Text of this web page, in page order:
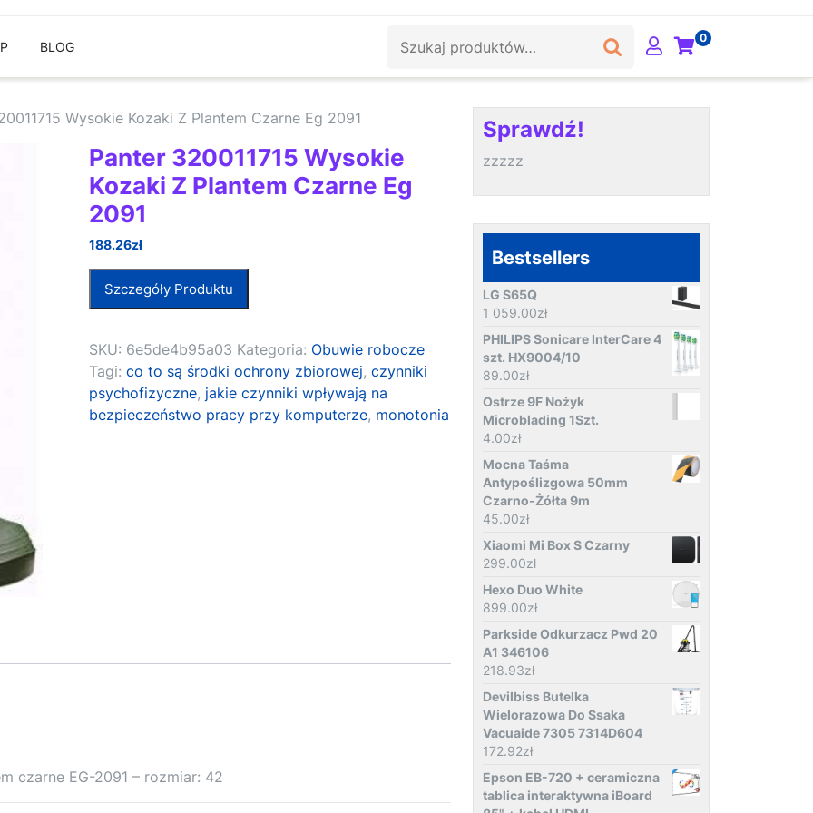
BLOG
0
Wysokie Kozaki Z Plantem Czarne Eg 2091
Panter 320011715 Wysokie
Kozaki Z Plantem Czarne Eg
2091
188.26zł
Szczegóły Produktu
SKU: 6e5de4b95a03 Kategoria: Obuwie robocze
Tagi:co to są środki ochrony zbiorowej,czynniki
psychofizyczne, jakie czynniki wpływają na
bezpieczeństwo pracy przy komputerze, monotonia
czarne EG-2091 – rozmiar: 42
Sprawdź!
zzzzz
Bestsellers
LG S65Q
1 059.00zł
PHILIPS Sonicare InterCare 4
szt. HX9004/10
89.00zł
Ostrze 9F Nożyk
Microblading 1Szt.
4.00zł
Mocna Taśma
Antypoślizgowa 50mm
Czarno-Żółta 9m
45.00zł
Xiaomi Mi Box S Czarny
299.00zł
Hexo Duo White
899.00zł
Parkside Odkurzacz Pwd 20
A1 346106
218.93zł
Devilbiss Butelka
Wielorazowa Do Ssaka
Vacuaide 7305 7314D604
172.92zł
Epson EB-720 + ceramiczna
tablica interaktywna iBoard